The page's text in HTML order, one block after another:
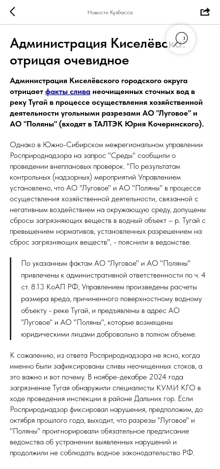
Новости Кузбасса
Администрация Киселёвска:
отрицая очевидное
Администрация Киселёвского городского округа
отрицает факты слива неочищенных сточных вод в
реку Тугай в процессе осуществления хозяйственной
деятельности угольными разрезами АО "Луговое" и
АО "Поляны" (входят в ТАЛТЭК Юрия Кочеринского).
Однако в Южно-Сибирском межрегиональном управлении
Росприроднадзора на запрос "Среды" сообщили о
проведении внеплановых проверок. "По результатам
контрольных (надзорных) мероприятий Управлением
установлено, что АО "Луговое" и АО "Поляны" в процессе
осуществления хозяйственной деятельности, связанной с
негативным воздействием на окружающую среду, допущены
сбросы загрязняющих веществ в водный объект – р. Тугай с
превышением нормативов, установленных разрешением на
сброс загрязняющих веществ", - пояснили в ведомстве.
По указанным фактам АО "Луговое" и АО "Поляны"
привлечены к административной ответственности по ч. 4
ст. 8.13 КоАП РФ, Управлением произведены расчеты
размера вреда, причиненного поверхностному водному
объекту - реке Тугай, и предъявлены в адрес АО
"Луговое" и АО "Поляны", которые возмещены
юридическими лицами добровольно в полном объеме.
К сожалению, из ответа Росприроднадзора не ясно, когда
именно были зафиксированы сливы неочищенных стоков, а
это важно и вот почему. В ноябре-декабре 2024 года
загрязнение Тугая обнаружили специалисты КУМИ КГО в
ходе проведения инспекции в районе Дальних гор. Если
Росприроднадзор фиксировал нарушения, предположим, до
октября прошлого года, выходит, что разрезы "Луговое" и
"Поляны" проигнорировали обязательное предписание
ведомства об устранении выявленных нарушений и
продолжили не соблюдать водное законодательство РФ.